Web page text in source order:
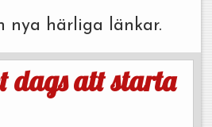
nya härliga länkar.
dags att starta